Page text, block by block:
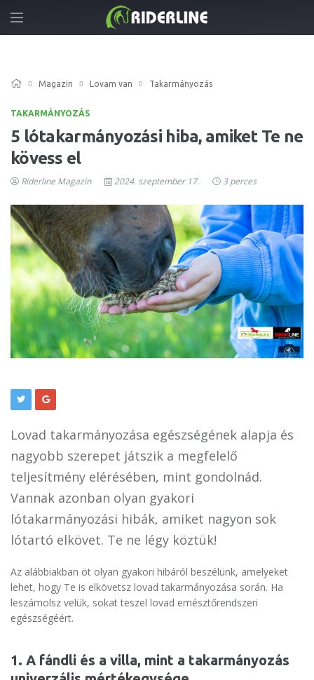
Magazin Lovam van Takarmányozás
TAKARMÁNYOZÁS
5 lótakarmányozási hiba, amiket Te ne
kövess el
Riderline Magazin 2024. szeptember 17. 3 perces
Lovad takarmányozása egészségének alapja és
nagyobb szerepet játszik a megfelelő
teljesítmény elérésében, mint gondolnád.
Vannak azonban olyan gyakori
lótakarmányozási hibák, amiket nagyon sok
lótartó elkövet. Te ne légy köztük!
Az alábbiakban öt olyan gyakori hibáról beszélünk, amelyeket
lehet, hogy Te is elkövetsz lovad takarmányozása során. Ha
leszámolsz velük, sokat teszel lovad emésztőrendszeri
egészségéért.
1. A fándli és a villa, mint a takarmányozás